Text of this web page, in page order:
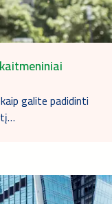
galite padidinti